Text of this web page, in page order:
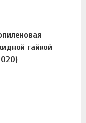
гайкой